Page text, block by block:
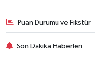
Puan Durumu ve Fikstür
Son Dakika Haberleri